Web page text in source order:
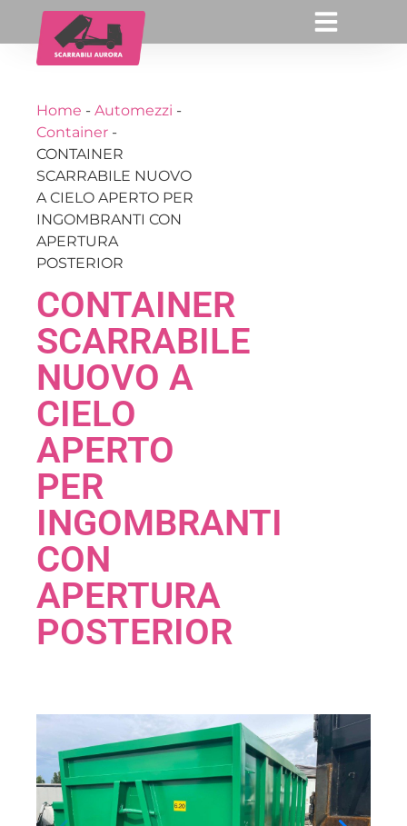
Home - Automezzi -
Container -
CONTAINER
SCARRABILE NUOVO
A CIELO APERTO PER
INGOMBRANTI CON
APERTURA
POSTERIOR
CONTAINER
SCARRABILE
NUOVO A
CIELO
APERTO
PER
INGOMBRANTI
CON
APERTURA
POSTERIOR